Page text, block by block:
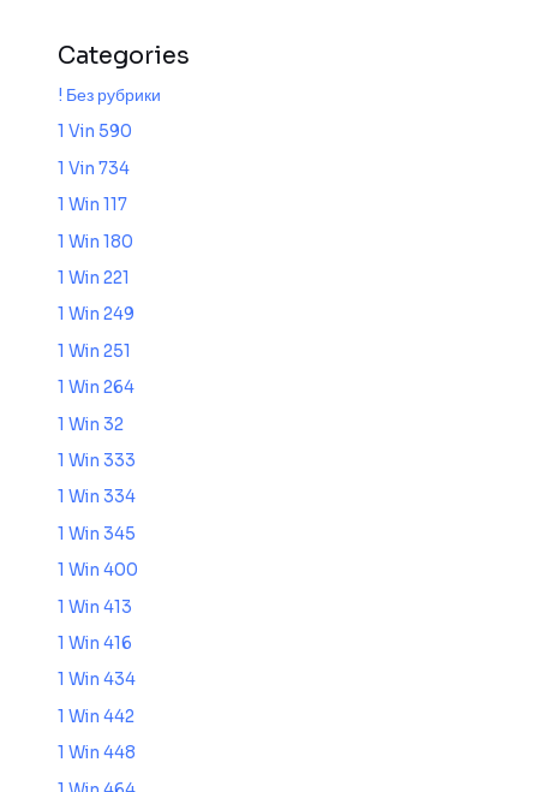
Categories
! Без рубрики
1 Vin 590
1 Vin 734
1 Win 117
1 Win 180
1 Win 221
1 Win 249
1 Win 251
1 Win 264
1 Win 32
1 Win 333
1 Win 334
1 Win 345
1 Win 400
1 Win 413
1 Win 416
1 Win 434
1 Win 442
1 Win 448